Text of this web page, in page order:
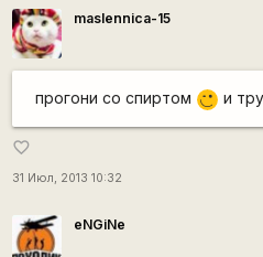
maslennica-15
прогони со спиртом ;) и
favorite_border
31 Июл, 2013 10:32
eNGiNe